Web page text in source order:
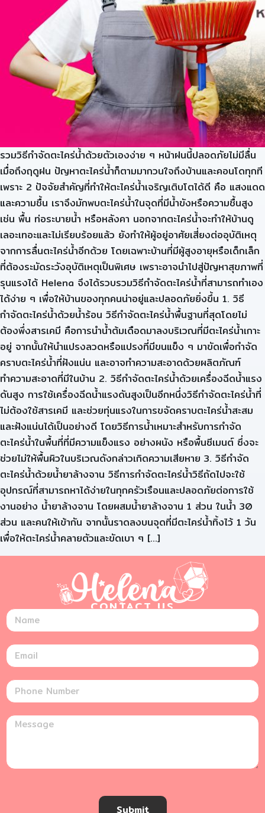
รวมวิธีกำจัดตะไคร่น้ำด้วยตัวเองง่าย ๆ หน้าฝนนี้ปลอดภัยไม่มีลื่น
เมื่อถึงฤดูฝน ปัญหาตะไคร่น้ำก็ตามมากวนใจถึงบ้านและคอนโดทุกที
เพราะ 2 ปัจจัยสำคัญที่ทำให้ตะไคร่น้ำเจริญเติบโตได้ดี คือ แสงแดด
และความชื้น เราจึงมักพบตะไคร่น้ำในจุดที่มีน้ำขังหรือความชื้นสูง
เช่น พื้น ท่อระบายน้ำ หรือหลังคา นอกจากตะไคร่น้ำจะทำให้บ้านดู
เลอะเทอะและไม่เรียบร้อยแล้ว ยังทำให้ผู้อยู่อาศัยเสี่ยงต่ออุบัติเหตุ
จากการลื่นตะไคร่น้ำอีกด้วย โดยเฉพาะบ้านที่มีผู้สูงอายุหรือเด็กเล็ก
ที่ต้องระมัดระวังอุบัติเหตุเป็นพิเศษ เพราะอาจนำไปสู่ปัญหาสุขภาพที่
รุนแรงได้ Helena จึงได้รวบรวมวิธีกำจัดตะไคร่น้ำที่สามารถทำเอง
ได้ง่าย ๆ เพื่อให้บ้านของทุกคนน่าอยู่และปลอดภัยยิ่งขึ้น 1. วิธี
กำจัดตะไคร่น้ำด้วยน้ำร้อน วิธีกำจัดตะไคร่น้ำพื้นฐานที่สุดโดยไม่
ต้องพึ่งสารเคมี คือการนำน้ำต้มเดือดมาลงบริเวณที่มีตะไคร่น้ำเกาะ
อยู่ จากนั้นให้นำแปรงลวดหรือแปรงที่มีขนแข็ง ๆ มาขัดเพื่อกำจัด
คราบตะไคร่น้ำที่ฝังแน่น และอาจทำความสะอาดด้วยผลิตภัณฑ์
ทำความสะอาดที่มีในบ้าน 2. วิธีกำจัดตะไคร่น้ำด้วยเครื่องฉีดน้ำแรง
ดันสูง การใช้เครื่องฉีดน้ำแรงดันสูงเป็นอีกหนึ่งวิธีกำจัดตะไคร่น้ำที่
ไม่ต้องใช้สารเคมี และช่วยทุ่นแรงในการขจัดคราบตะไคร่น้ำสะสม
และฝังแน่นได้เป็นอย่างดี โดยวิธีการน้ำเหมาะสำหรับการกำจัด
ตะไคร่น้ำในพื้นที่ที่มีความแข็งแรง อย่างผนัง หรือพื้นซีเมนต์ ซึ่งจะ
ช่วยไม่ให้พื้นผิวในบริเวณดังกล่าวเกิดความเสียหาย 3. วิธีกำจัด
ตะไคร่น้ำด้วยน้ำยาล้างจาน วิธีการกำจัดตะไคร่น้ำวิธีถัดไปจะใช้
อุปกรณ์ที่สามารถหาได้ง่ายในทุกครัวเรือนและปลอดภัยต่อการใช้
งานอย่าง น้ำยาล้างจาน โดยผสมน้ำยาล้างจาน 1 ส่วน ในน้ำ 30
ส่วน และคนให้เข้ากัน จากนั้นราดลงบนจุดที่มีตะไคร่น้ำทิ้งไว้ 1 วัน
เพื่อให้ตะไคร่น้ำคลายตัวและขัดเบา ๆ […]
CONTACT US
Submit